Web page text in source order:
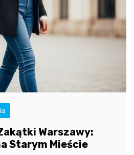
Warszawy:
Starym Mieście